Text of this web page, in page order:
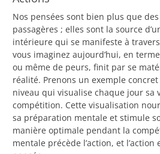
Nos pensées sont bien plus que
passagères ; elles sont la source
intérieure qui se manifeste à
vous imaginez aujourd’hui, en
ou même de peurs, finit par se
réalité. Prenons un exemple
niveau qui visualise chaque jour sa
compétition. Cette visualisation
sa préparation mentale et stimule
manière optimale pendant la
mentale précède l’action, et